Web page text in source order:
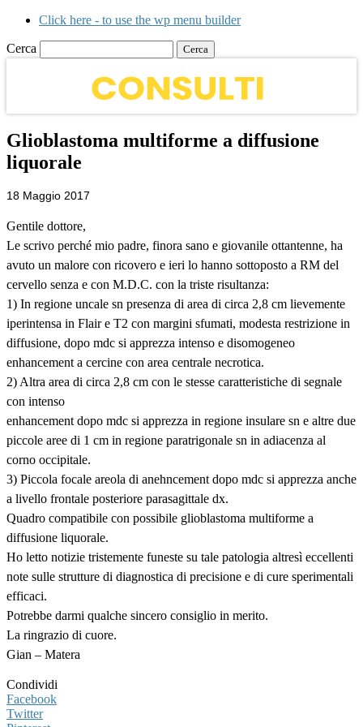
Click here - to use the wp menu builder
Cerca
Glioblastoma multiforme a diffusione
liquorale
18 Maggio 2017
Gentile dottore,
Le scrivo perché mio padre, finora sano e giovanile ottantenne, ha
avuto un malore con ricovero e ieri lo hanno sottoposto a RM del
cervello senza e con M.D.C. con la triste risultanza:
1) In regione uncale sn presenza di area di circa 2,8 cm lievemente
iperintensa in Flair e T2 con margini sfumati, modesta restrizione in
diffusione, dopo mdc si apprezza intenso e disomogeneo
enhancement a cercine con area centrale necrotica.
2) Altra area di circa 2,8 cm con le stesse caratteristiche di segnale
con intenso
enhancement dopo mdc si apprezza in regione insulare sn e altre due
piccole aree di 1 cm in regione paratrigonale sn in adiacenza al
corno occipitale.
3) Piccola focale areola di anehncement dopo mdc si apprezza anche
a livello frontale posteriore parasagittale dx.
Quadro compatibile con possibile glioblastoma multiforme a
diffusione liquorale.
Ho letto notizie tristemente funeste su tale patologia altresì eccellenti
note sulle strutture di diagnostica di precisione e di cure sperimentali
efficaci.
Potrebbe darmi qualche sincero consiglio in merito.
La ringrazio di cuore.
Gian – Matera
Condividi
Facebook
Twitter